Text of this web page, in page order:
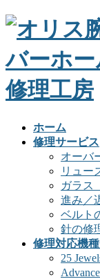
ホーム
修理サービス
オーバ
リュー
ガラス
進み／
ベルト
針の修
修理対応機
25